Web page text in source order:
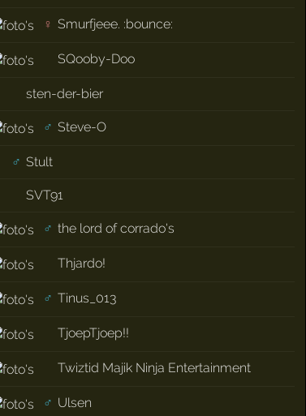
♀ Smurfjeee. :bounce:
SQooby-Doo
sten-der-bier
♂ Steve-O
♂ Stult
SVT91
♂ the lord of corrado's
Thjardo!
♂ Tinus_013
TjoepTjoep!!
Twiztid Majik Ninja Entertainment
♂ Ulsen